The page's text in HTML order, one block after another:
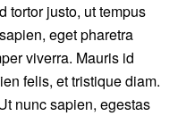
tortor justo, ut tempus
eget pharetra
viverra. Mauris id
felis, et tristique diam.
nunc sapien, egestas